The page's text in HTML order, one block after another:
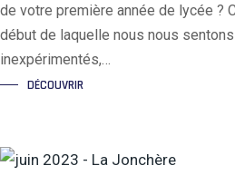
de votre première année de lycée ?
début de laquelle nous nous
inexpérimentés,…
DÉCOUVRIR